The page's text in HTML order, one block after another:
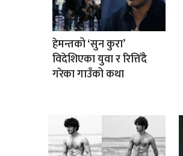
हेमन्तको ‘सुन कुरा’
विदेशिएका युवा र रित्तिँदै
गरेका गाउँको कथा